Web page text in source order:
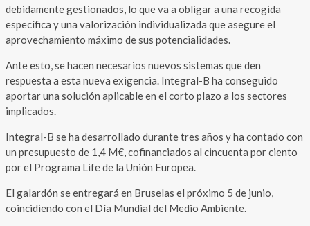
debidamente gestionados, lo que va a obligar a una recogida
específica y una valorización individualizada que asegure el
aprovechamiento máximo de sus potencialidades.
Ante esto, se hacen necesarios nuevos sistemas que den
respuesta a esta nueva exigencia. Integral-B ha conseguido
aportar una solución aplicable en el corto plazo a los sectores
implicados.
Integral-B se ha desarrollado durante tres años y ha contado con
un presupuesto de 1,4 M€, cofinanciados al cincuenta por ciento
por el Programa Life de la Unión Europea.
El galardón se entregará en Bruselas el próximo 5 de junio,
coincidiendo con el Día Mundial del Medio Ambiente.